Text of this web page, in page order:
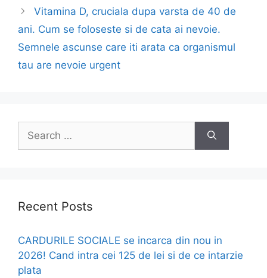
Vitamina D, cruciala dupa varsta de 40 de
ani. Cum se foloseste si de cata ai nevoie.
Semnele ascunse care iti arata ca organismul
tau are nevoie urgent
for:
Recent Posts
CARDURILE SOCIALE se incarca din nou in
2026! Cand intra cei 125 de lei si de ce intarzie
plata